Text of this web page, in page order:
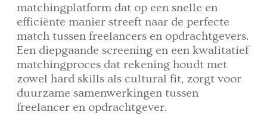
matchingplatform dat op een snelle en
efficiënte manier streeft naar de perfecte
match tussen freelancers en opdrachtgevers.
Een diepgaande screening en een kwalitatief
matchingproces dat rekening houdt met
zowel hard skills als cultural fit, zorgt voor
duurzame samenwerkingen tussen
freelancer en opdrachtgever.